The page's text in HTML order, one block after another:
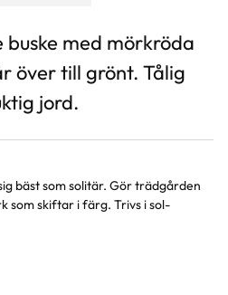
med mörkröda
över till grönt. Tålig
jord.
bäst som solitär. Gör trädgården
som skiftar i färg. Trivs i sol-